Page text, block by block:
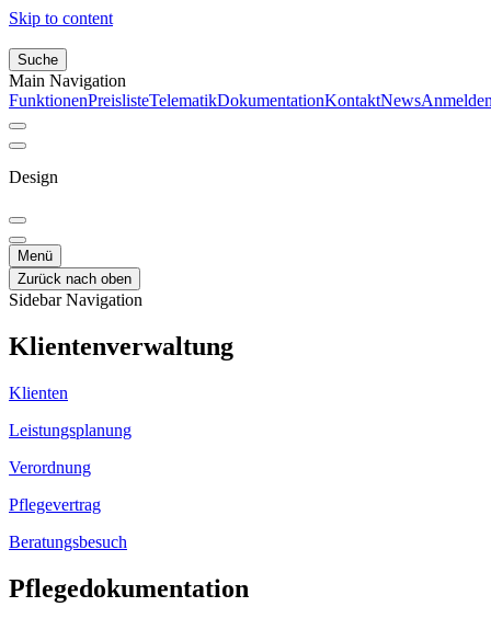
Skip to content
Suche
Main Navigation
FunktionenPreislisteTelematikDokumentationKontaktNews
Design
Menü
Zurück nach oben
Sidebar Navigation
Klientenverwaltung
Klienten
Leistungsplanung
Verordnung
Pflegevertrag
Beratungsbesuch
Pflegedokumentation